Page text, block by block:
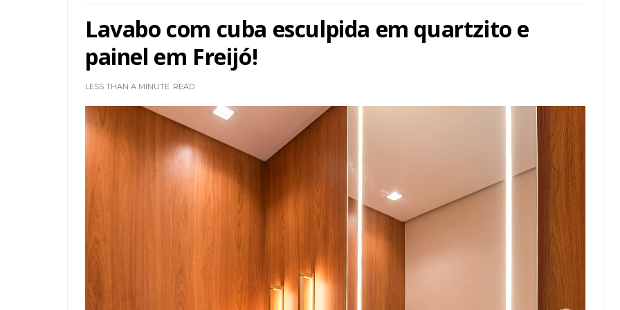
Lavabo com cuba esculpida em quartzito e
painel em Freijó!
LESS THAN A MINUTE READ